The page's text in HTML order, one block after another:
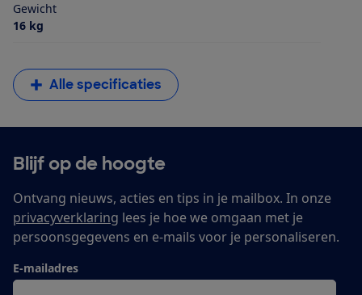
Gewicht
16 kg
Alle specificaties
Blijf op de hoogte
Ontvang nieuws, acties en tips in je mailbox. In onze
privacyverklaring lees je hoe we omgaan met je
persoonsgegevens en e-mails voor je personaliseren.
E-mailadres